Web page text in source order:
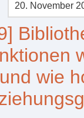
20. November
wie